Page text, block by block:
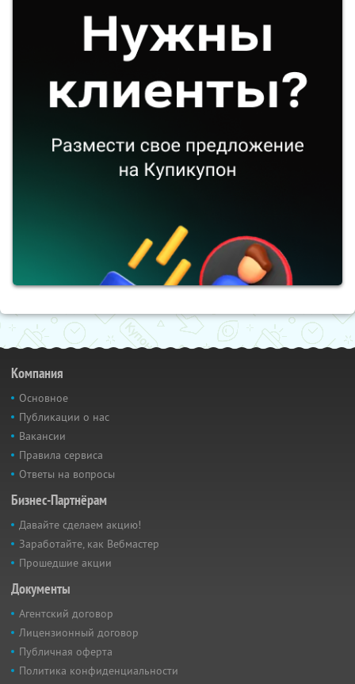
Компания
Основное
Публикации о нас
Вакансии
Правила сервиса
Ответы на вопросы
Бизнес-Партнёрам
Давайте сделаем акцию!
Заработайте, как Вебмастер
Прошедшие акции
Документы
Агентский договор
Лицензионный договор
Публичная оферта
Политика конфиденциальности